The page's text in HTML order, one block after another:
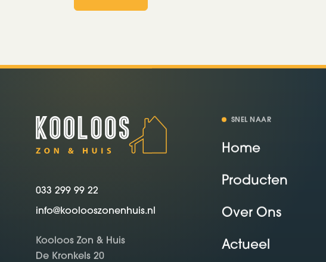
033 299 99 22
info@koolooszonenhuis.nl
Kooloos Zon & Huis
De Kronkels 20
SNEL NAAR
Home
Producten
Over Ons
Actueel